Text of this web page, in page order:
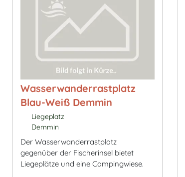
Wasserwanderrastplatz
Blau-Weiß Demmin
Liegeplatz
Demmin
Der Wasserwanderrastplatz
gegenüber der Fischerinsel bietet
Liegeplätze und eine Campingwiese.